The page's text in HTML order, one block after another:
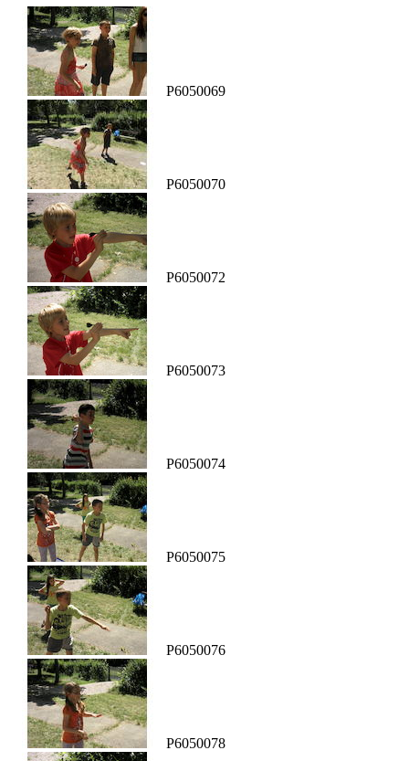
P6050069
P6050070
P6050072
P6050073
P6050074
P6050075
P6050076
P6050078